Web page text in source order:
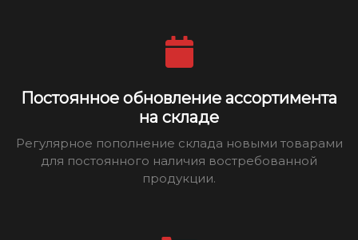
Постоянное обновление ассортимента
на складе
Регулярное пополнение склада новыми товарами
для постоянного наличия востребованной
продукции.